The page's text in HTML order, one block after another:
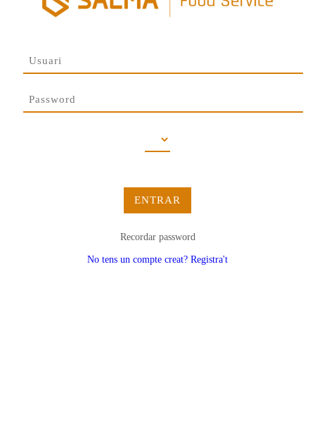
ENTRAR
Recordar password
No tens un compte creat? Registra't